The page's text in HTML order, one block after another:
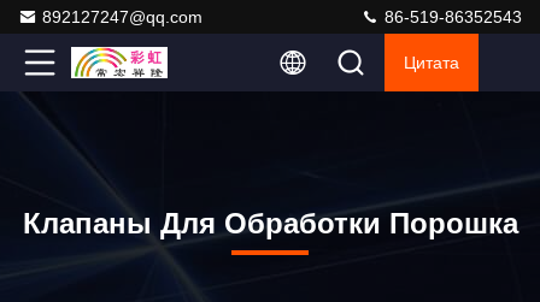
892127247@qq.com 86-519-86352543
Цитата
Клапаны Для Обработки Порошка